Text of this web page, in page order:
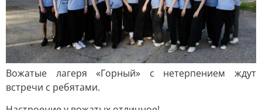
Вожатые лагеря «Горный» с нетерпением ждут
встречи с ребятами.